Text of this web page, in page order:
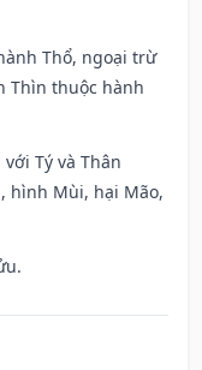
Thổ, ngoại trừ
Thìn thuộc hành
Tý và Thân
hình Mùi, hại Mão,